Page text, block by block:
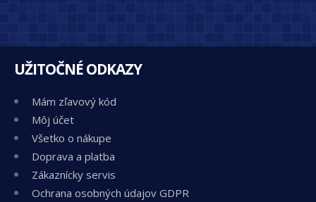
UŽITOČNÉ ODKAZY
Mám zľavový kód
Môj účet
Všetko o nákupe
Doprava a platba
Zákaznícky servis
Ochrana osobných údajov GDPR